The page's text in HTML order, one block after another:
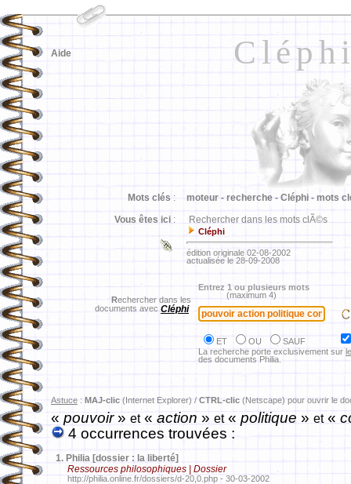
Aide
Mots clés : moteur - recherche - Cléphi - mots
Vous êtes ici : Rechercher dans les mots clÃ©s
Cléphi
édition originale 02-08-2002
actualisée le 28-09-2008
Rechercher dans les
documents avec Cléphi
Entrez 1 ou plusieurs mots
(maximum 4)
ET OU
SAUF
La recherche porte exclusivement sur
des documents Philia.
Astuce : MAJ-clic (Internet Explorer) / CTRL-clic (Netscape) pour ouvrir le
«pouvoir»et« action » et« politique » et«
4 occurrences trouvées :
1. Philia [dossier : la liberté]
Ressources philosophiques | Dossier
http://philia.online.fr/dossiers/d-20,0.php - 30-03-2002